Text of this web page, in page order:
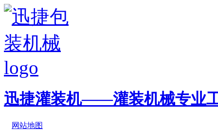
迅捷灌装机——灌装机械专业
网站地图